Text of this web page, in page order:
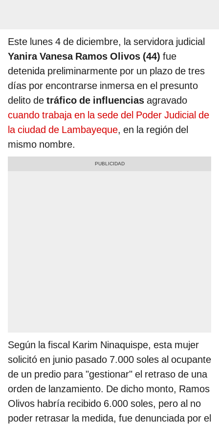
Este lunes 4 de diciembre, la servidora judicial
Yanira Vanesa Ramos Olivos (44) fue
detenida preliminarmente por un plazo de tres
días por encontrarse inmersa en el presunto
delito de tráfico de influencias agravado
cuando trabaja en la sede del Poder Judicial de
la ciudad de Lambayeque, en la región del
mismo nombre.
Según la fiscal Karim Ninaquispe, esta mujer
solicitó en junio pasado 7.000 soles al ocupante
de un predio para "gestionar" el retraso de una
orden de lanzamiento. De dicho monto, Ramos
Olivos habría recibido 6.000 soles, pero al no
poder retrasar la medida, fue denunciada por el